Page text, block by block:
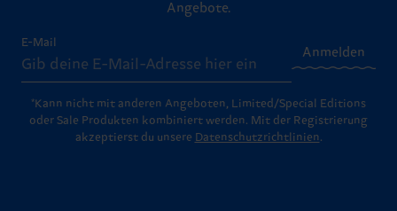
Angebote.
E-Mail
Anmelden
*Kann nicht mit anderen Angeboten, Limited/Special Editions
oder Sale Produkten kombiniert werden. Mit der Registrierung
akzeptierst du unsere Datenschutzrichtlinien.